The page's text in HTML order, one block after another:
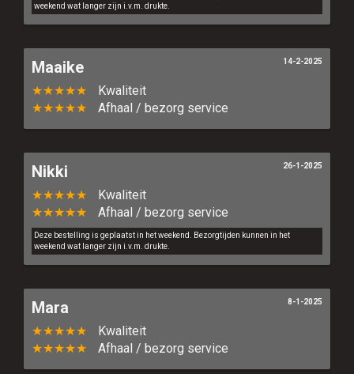
weekend wat langer zijn i.v.m. drukte.
Maaike
★★★★★
Kwaliteit
★★★★★
Afhaal / bezorg service
14-2-2025
Nikki
★★★★★
Kwaliteit
★★★★★
Afhaal / bezorg service
Deze bestelling is geplaatst in het weekend. Bezorgtijden kunnen in het
weekend wat langer zijn i.v.m. drukte.
26-1-2025
Mara
★★★★★
Kwaliteit
★★★★★
Afhaal / bezorg service
8-1-2025